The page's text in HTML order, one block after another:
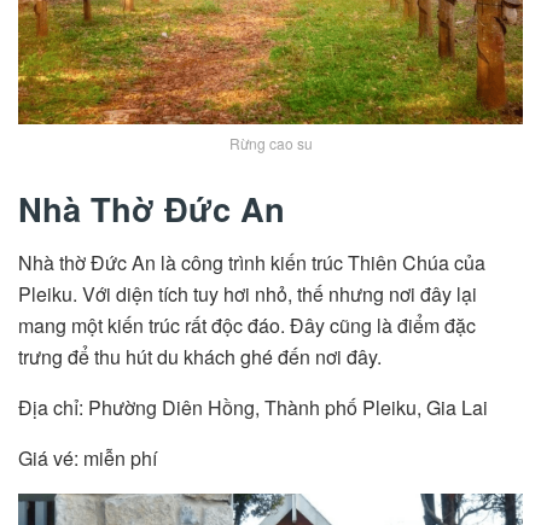
Rừng cao su
Nhà Thờ Đức An
Nhà thờ Đức An là công trình kiến trúc Thiên Chúa của
Pleiku. Với diện tích tuy hơi nhỏ, thế nhưng nơi đây lại
mang một kiến trúc rất độc đáo. Đây cũng là điểm đặc
trưng để thu hút du khách ghé đến nơi đây.
Địa chỉ: Phường Diên Hồng, Thành phố Pleiku, Gia Lai
Giá vé: miễn phí